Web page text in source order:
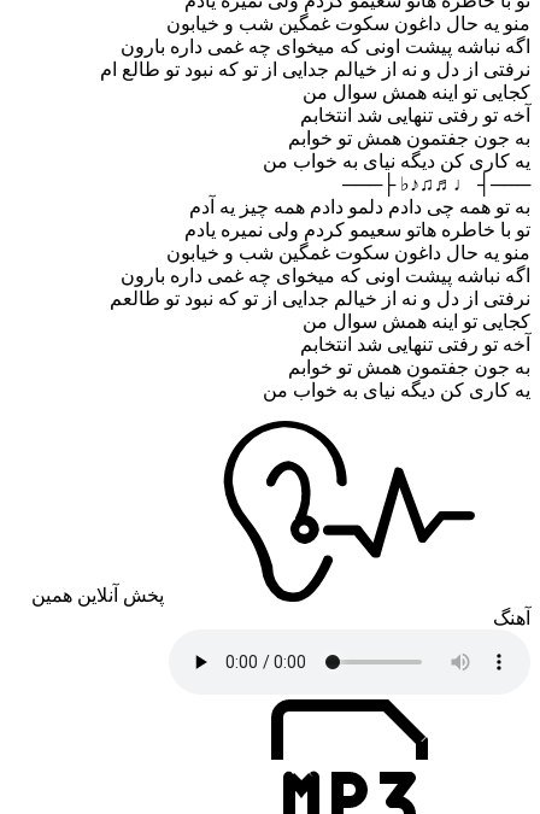
منو یه حال داغون سکوت غمگین شب و خیابون
اگه نباشه پیشت اونی که میخوای چه غمی داره بارون
نرفتی از دل و نه از خیالم جدایی از تو که نبود تو طالع ام
کجایی تو اینه همش سوال من
آخه تو رفتی تنهایی شد انتخابم
به جون جفتمون همش تو خوابم
یه کاری کن دیگه نیای به خواب من
───┤ ♩♬♫♪♭ ├───
به تو همه چی دادم دلمو دادم همه چیز یه آدم
تو با خاطره هاتو سعیمو کردم ولی نمیره یادم
منو یه حال داغون سکوت غمگین شب و خیابون
اگه نباشه پیشت اونی که میخوای چه غمی داره بارون
نرفتی از دل و نه از خیالم جدایی از تو که نبود تو طالعم
کجایی تو اینه همش سوال من
آخه تو رفتی تنهایی شد انتخابم
به جون جفتمون همش تو خوابم
یه کاری کن دیگه نیای به خواب من
پخش آنلاین همین
آهنگ